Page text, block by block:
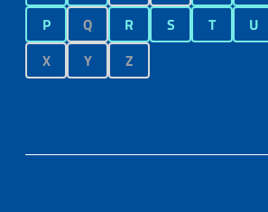
P
Q R S T U
X
Y Z